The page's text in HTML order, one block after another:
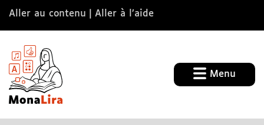
Aller au contenu Aller à l’aide
Menu